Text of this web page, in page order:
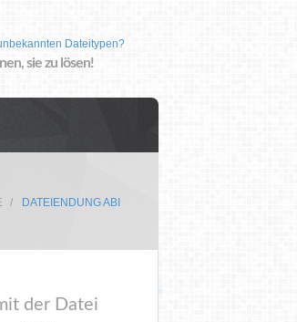
Dateitypen?
sie zu lösen!
DATEIENDUNG ABI
der Datei